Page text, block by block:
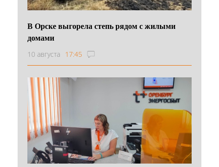
В Орске выгорела степь рядом с жилыми
домами
10 августа 17:45